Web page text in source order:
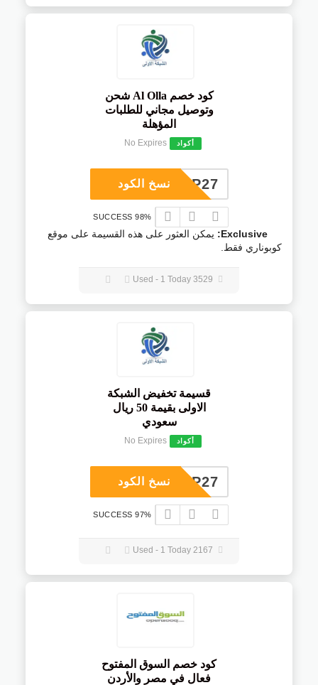
كود خصم Al Olla شحن
وتوصيل مجاني للطلبات
المؤهلة
أكواد No Expires
COUP27نسخ الكود
98% SUCCESS
Exclusive:
يمكن العثور على هذه القسيمة على موقع
كوبوناري فقط.
قسيمة تخفيض الشبكة
الاولى بقيمة 50 ريال
سعودي
أكواد No Expires
COUP27نسخ الكود
97% SUCCESS
كود خصم السوق المفتوح
فعال في مصر والأردن